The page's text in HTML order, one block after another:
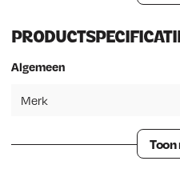
Algemeen
Merk